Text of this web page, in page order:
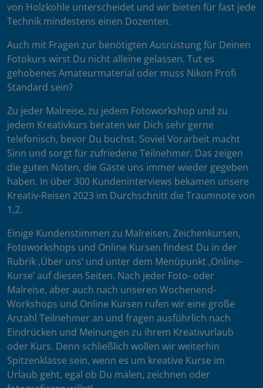
von Holzkohle unterscheidet und wir bieten für fast jede
Technik mindestens einen Dozenten.
Auch mit Fragen zur benötigten Ausrüstung für Deinen
Fotokurs wirst Du nicht alleine gelassen. Tut es
gehobenes Amateurmaterial oder muss Nikon Profi
Standard sein?
Zu jeder Malreise, zu jedem Fotoworkshop und zu
jedem Kreativkurs beraten wir Dich sehr gerne
telefonisch, bevor Du buchst. Soviel Vorarbeit macht
Sinn und sorgt für zufriedene Teilnehmer. Das zeigen
die guten Noten, die Gäste uns immer wieder gegeben
haben. In über 300 Kundeninterviews bekamen unsere
Kreativ-Reisen 2023 im Durchschnitt die Traumnote von
1,2.
Einige Kundenstimmen zu Malreisen, Zeichenkursen,
Fotoworkshops und Online Kursen findest Du in der
Rubrik ‚Über uns’ und unter dem Menüpunkt ‚Online-
Kurse’ auf diesen Seiten. Nach jeder Foto- oder
Malreise, aber auch nach unseren Wochenend-
Workshops und Online Kursen rufen wir eine große
Anzahl Teilnehmer an und fragen ausführlich nach
Eindrücken und Meinungen zu ihrem Kreativurlaub
oder Kurs. Denn schließlich wollen wir weiterhin
Spitzenklasse sein, wenn es um kreative Kurse im
Urlaub geht, egal ob Du malen, zeichnen oder